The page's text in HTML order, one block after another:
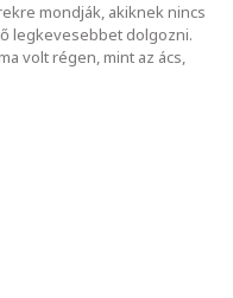
mondják, akiknek nincs
legkevesebbet dolgozni.
volt régen, mint az ács,